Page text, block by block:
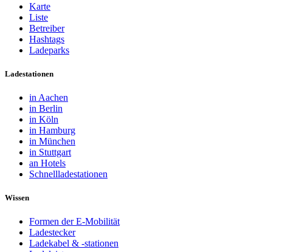
Karte
Liste
Betreiber
Hashtags
Ladeparks
Ladestationen
in Aachen
in Berlin
in Köln
in Hamburg
in München
in Stuttgart
an Hotels
Schnellladestationen
Wissen
Formen der E-Mobilität
Ladestecker
Ladekabel & -stationen